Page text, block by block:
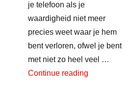
je telefoon als je
waardigheid niet meer
precies weet waar je hem
bent verloren, ofwel je bent
met niet zo heel veel …
Continue reading